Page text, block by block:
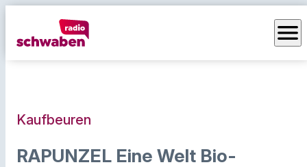
menu
Kaufbeuren
RAPUNZEL Eine Welt Bio-